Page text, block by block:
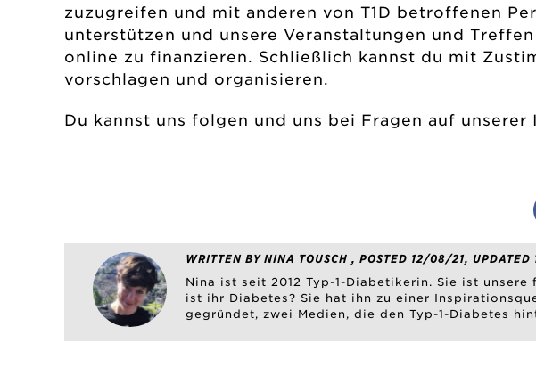
zuzugreifen und mit anderen von T1D betroffenen
unterstützen und unsere Veranstaltungen und
online zu finanzieren. Schließlich kannst du mit
vorschlagen und organisieren.
Du kannst uns folgen und uns bei Fragen auf
WRITTEN BY NINA TOUSCH , POSTED 12/08/21,
Nina ist seit 2012 Typ-1-Diabetikerin. Sie ist
ist ihr Diabetes? Sie hat ihn zu einer
gegründet, zwei Medien, die den Typ-1-Diabetes